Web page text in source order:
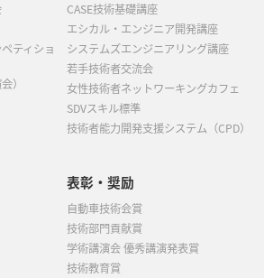
ティショ
）
CASE技術基礎講座
エシカル・エンジニア開発講座
システムズエンジニアリング講座
若手技術者交流会
女性技術者ネットワーキングカフェ
SDVスキル標準
技術者能力開発支援システム（CPD）
表彰・奨励
自動車技術会賞
技術部門貢献賞
学術講演会 優秀講演発表賞
技術教育賞